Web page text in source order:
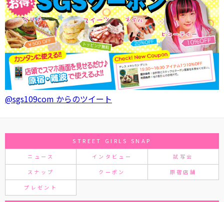
@sgs109com からのツイート
STREET GIRLS SNAP
ニュース インタビュー 試写会
スナップ クーポン 原宿店舗
プレゼント